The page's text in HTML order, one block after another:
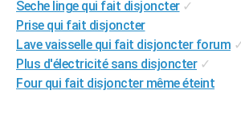
Destinations
City break
Voyage nature
Voyage de noces
Forum
Climat
+PHOTO
GUIDES D'ACHAT
BONS PLANS
Seche linge qui fait disjoncter ✓
Prise qui fait disjoncter
Lave vaisselle qui fait disjoncter forum ✓
Plus d'électricité sans disjoncter ✓
Four qui fait disjoncter même éteint